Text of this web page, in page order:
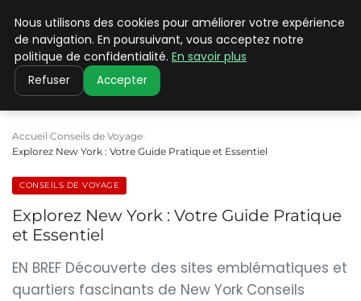
PILAT PATRIMOINES
Accueil Conseils de Voyage
Explorez New York : Votre Guide Pratique et Essentiel
CONSEILS DE VOYAGE
Explorez New York : Votre Guide Pratique
et Essentiel
EN BREF Découverte des sites emblématiques et
quartiers fascinants de New York Conseils
Nous utilisons des cookies pour améliorer votre expérience
de navigation. En poursuivant, vous acceptez notre
politique de confidentialité. En savoir plus
Refuser Accepter